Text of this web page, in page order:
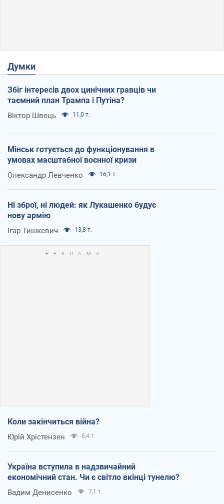
Думки
Збіг інтересів двох цинічних гравців чи
таємний план Трампа і Путіна?
Віктор Швець 11,0 т.
Мінськ готується до функціонування в
умовах масштабної воєнної кризи
Олександр Левченко 16,1 т.
Ні зброї, ні людей: як Лукашенко будує
нову армію
Ігар Тишкевич 13,8 т.
Коли закінчиться війна?
Юрій Хрістензен 8,4 т.
Україна вступила в надзвичайний
економічний стан. Чи є світло вкінці тунелю?
Вадим Денисенко 7,1 т.